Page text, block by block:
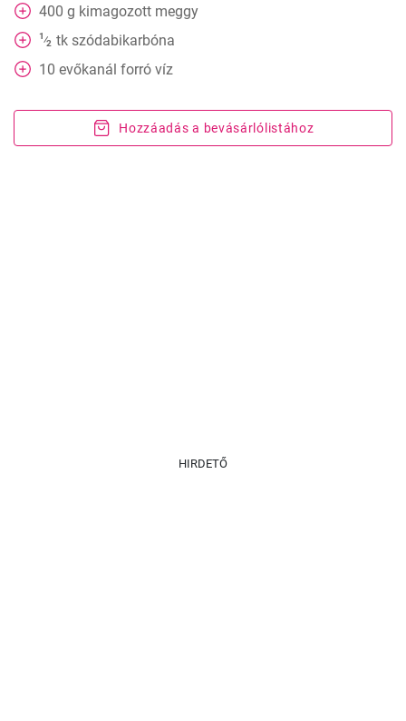
400 g kimagozott meggy
1⁄2 tk szódabikarbóna
10 evőkanál forró víz
Hozzáadás a bevásárlólistához
HIRDETŐ